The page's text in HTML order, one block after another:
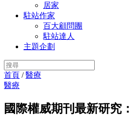
居家
駐站作家
百大顧問團
駐站達人
主題企劃
首頁 /醫療
醫療
國際權威期刊最新研究